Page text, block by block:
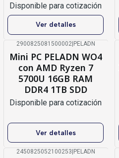
Disponible para cotización
Ver detalles
Agotado
2900825081500002|PELADN
Mini PC PELADN WO4
con AMD Ryzen 7
5700U 16GB RAM
DDR4 1TB SDD
Disponible para cotización
Ver detalles
2450825052100253 PELADN